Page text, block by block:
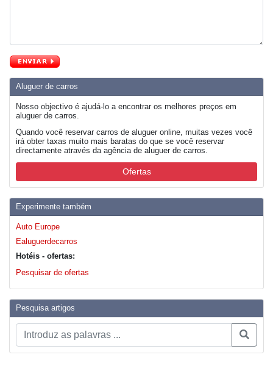
Aluguer de carros
Nosso objectivo é ajudá-lo a encontrar os melhores preços em
aluguer de carros.
Quando você reservar carros de aluguer online, muitas vezes você
irá obter taxas muito mais baratas do que se você reservar
directamente através da agência de aluguer de carros.
Ofertas
Experimente também
Auto Europe
Ealuguerdecarros
Hotéis - ofertas:
Pesquisar de ofertas
Pesquisa artigos